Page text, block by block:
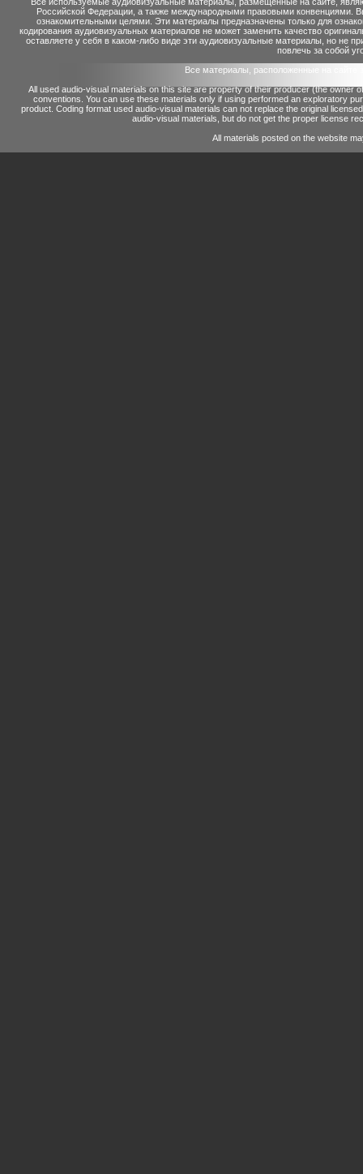
Российской Федерации, а также международными правовыми конвенциями.
ознакомительными целями. Эти материалы предназначены только для
кодирования аудиовизуальных материалов не может заменить качество
оставляете у себя в каком-либо виде эти аудиовизуальные материалы, но не
повлечь за собой
Все материалы, расположенные на сайте
All used audio-visual materials on this site are property of their producer (the owner
conventions. You can use these materials only if using performed an exploratory
product. Coding format used audio-visual materials can not replace the original
audio-visual materials, but do not get the proper license
All materials posted on the website